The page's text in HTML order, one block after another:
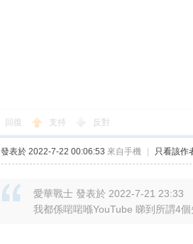
回復 支持 反對
發表於 2022-7-22 00:06:53 來自手機 只看該作
愛華戰士 發表於 2022-7-21 23:33
我都係啱啱喺YouTube 睇到所謂4